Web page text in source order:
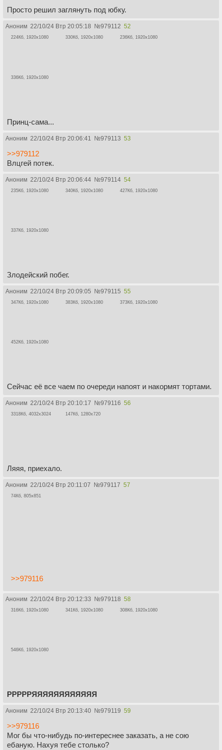
Просто решил заглянуть под юбку.
Аноним 22/10/24 Втр 20:05:18 №979112 52
224Кб, 1920x1080 330Кб, 1920x1080 236Кб, 1920x1080
336Кб, 1920x1080
Принц-сама...
Аноним 22/10/24 Втр 20:06:41 №979113 53
>>979112
Влцгей потек.
Аноним 22/10/24 Втр 20:06:44 №979114 54
235Кб, 1920x1080 340Кб, 1920x1080 427Кб, 1920x1080
337Кб, 1920x1080
Злодейский побег.
Аноним 22/10/24 Втр 20:09:05 №979115 55
347Кб, 1920x1080 383Кб, 1920x1080 373Кб, 1920x1080
452Кб, 1920x1080
Сейчас её все чаем по очереди напоят и накормят тортами.
Аноним 22/10/24 Втр 20:10:17 №979116 56
3318Кб, 4032x3024 147Кб, 1280x720
Ляяя, приехало.
Аноним 22/10/24 Втр 20:11:07 №979117 57
74Кб, 805x851
>>979116
Аноним 22/10/24 Втр 20:12:33 №979118 58
316Кб, 1920x1080 341Кб, 1920x1080 308Кб, 1920x1080
546Кб, 1920x1080
РРРРРЯЯЯЯЯЯЯЯЯЯЯЯ
Аноним 22/10/24 Втр 20:13:40 №979119 59
>>979116
Мог бы что-нибудь по-интереснее заказать, а не сою
ебаную. Нахуя тебе столько?